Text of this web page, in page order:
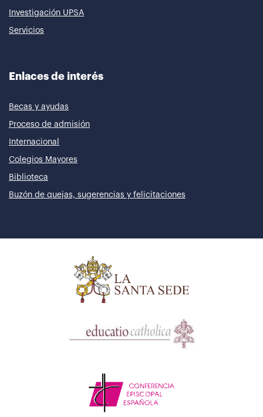
Investigación UPSA
Servicios
Enlaces de interés
Becas y ayudas
Proceso de admisión
Internacional
Colegios Mayores
Biblioteca
Buzón de quejas, sugerencias y felicitaciones